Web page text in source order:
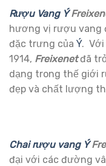
Rượu Vang Ý
hương vị rượu vang
đặc trưng của Ý. Với
1914, Freixenetđã
dạng trong thế giới
đẹp và chất lượng
Chai rượu vang Ý
đại với các đường